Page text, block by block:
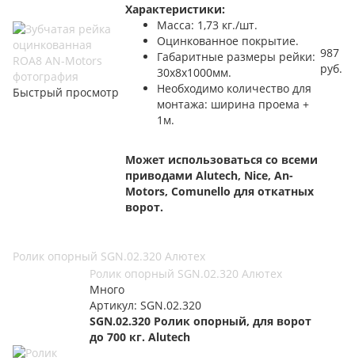
Быстрый просмотр
Характеристики:
Масса: 1,73 кг./шт.
Оцинкованное покрытие.
Габаритные размеры рейки:
30x8x1000мм.
Необходимо количество для
монтажа: ширина проема +
1м.
Может использоваться со всеми
приводами Alutech, Nice, An-
Motors, Comunello для откатных
ворот.
987
руб.
Ролик опорный SGN.02.320 Алютех
Ролик опорный SGN.02.320 Алютех
Много
Артикул: SGN.02.320
SGN.02.320 Ролик опорный, для ворот
до 700 кг. Alutech